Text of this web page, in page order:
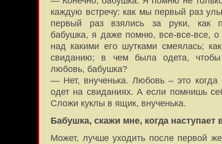
каждую встречу: как мы первый раз
первый раз взялись за руки, как
бабушка, я даже помню, все-все-все,
над какими его шутками смеялась;
свиданию; в чем была одета,
любовь, бабушка?
— Нет, внученька. Любовь – это
одет на свиданиях. А если помнишь
Сложи куклы в ящик, внученька.
Бабушка, скажи мне, когда наступает
Может, лучше уходить после первой